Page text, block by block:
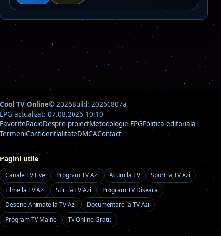
Cool TV Online© 2026Build: 20260807a
EPG actualizat: 07.08.2026 10:10
FavoriteRadioDespre proiectMetodologie EPGPolitica editoriala
TermeniConfidentialitateDMCAContact
Pagini utile
Canale TV Live Program TV Azi Acum la TV
Sport la TV Azi
Filme la TV Azi
Stiri la TV Azi
Program TV Diseara
Desene Animate la TV Azi
Documentare la TV Azi
Program TV Maine
TV Online Gratis